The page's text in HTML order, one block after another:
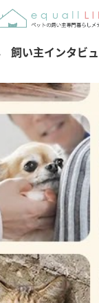
飼い主インタビ